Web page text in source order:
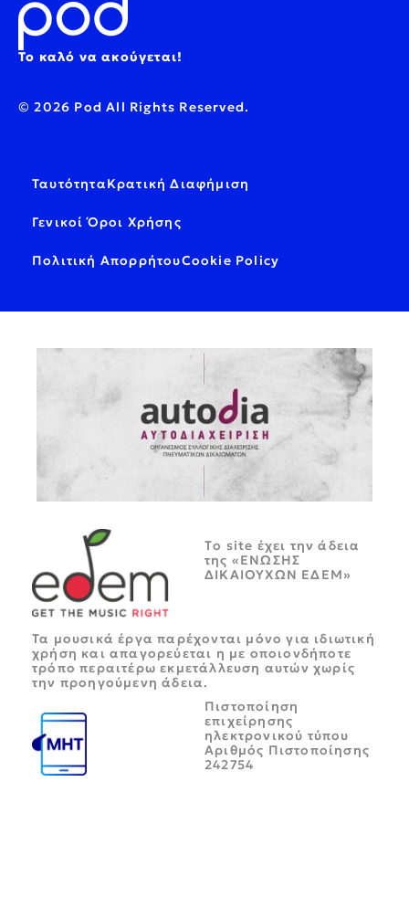
Το καλό να ακούγεται!
© 2026 Pod All Rights Reserved.
ΤαυτότηταΚρατική Διαφήμιση
Γενικοί Όροι Χρήσης
Πολιτική ΑπορρήτουCookie Policy
Tο site έχει την άδεια
της «ΕΝΩΣΗΣ
ΔΙΚΑΙΟΥΧΩΝ ΕΔΕΜ»
Τα μουσικά έργα παρέχονται μόνο για ιδιωτική
χρήση και απαγορεύεται η με οποιονδήποτε
τρόπο περαιτέρω εκμετάλλευση αυτών χωρίς
την προηγούμενη άδεια.
Πιστοποίηση
επιχείρησης
ηλεκτρονικού τύπου
Αριθμός Πιστοποίησης
242754